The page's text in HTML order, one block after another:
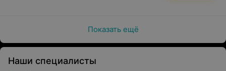
Показать ещё
Наши специалисты